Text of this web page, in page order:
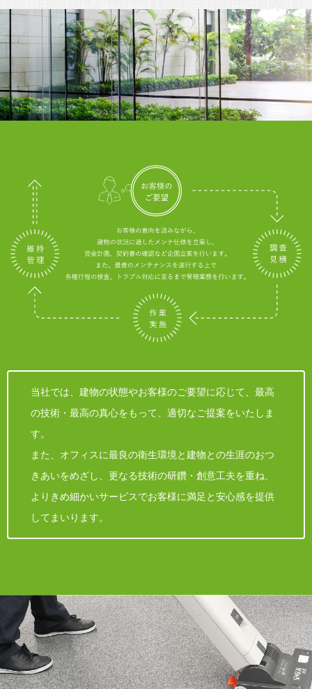
当社では、建物の状態やお客様のご要望に応じて、最高
の技術・最高の真心をもって、適切なご提案をいたしま
す。
また、オフィスに最良の衛生環境と建物との生涯のおつ
きあいをめざし、更なる技術の研鑽・創意工夫を重ね、
よりきめ細かいサービスでお客様に満足と安心感を提供
してまいります。